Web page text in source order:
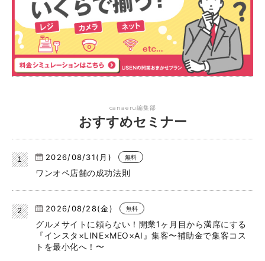
canaeru編集部
おすすめセミナー
2026/08/31(月) 無料
ワンオペ店舗の成功法則
2026/08/28(金) 無料
グルメサイトに頼らない！開業1ヶ月目から満席にする
『インスタ×LINE×MEO×AI』集客〜補助金で集客コス
トを最小化へ！〜